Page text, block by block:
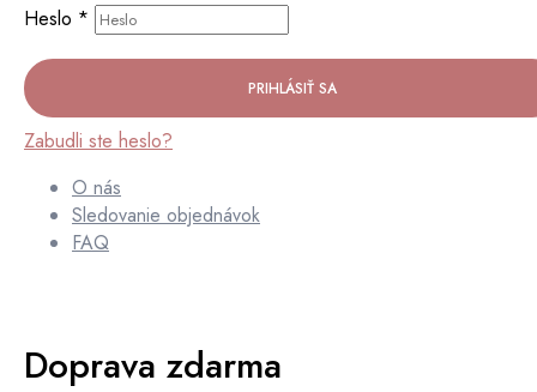
Heslo *
PRIHLÁSIŤ SA
Zabudli ste heslo?
O nás
Sledovanie objednávok
FAQ
Doprava zdarma